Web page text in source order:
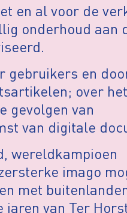
en al voor de
onderhoud aan
gebruikers en
over
gevolgen van
van digitale
wereldkampioen
imago
met
van Ter